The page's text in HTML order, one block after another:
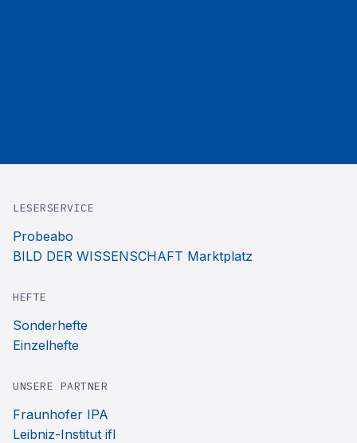
LESERSERVICE
Probeabo
BILD DER WISSENSCHAFT Marktplatz
HEFTE
Sonderhefte
Einzelhefte
UNSERE PARTNER
Fraunhofer IPA
Leibniz-Institut ifl